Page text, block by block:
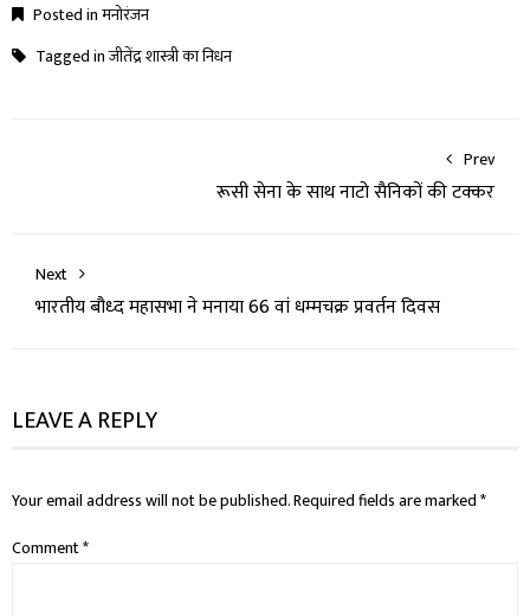
Posted inमनोरंजन
Tagged inजीतेंद्र शास्त्री का निधन
Prev
रूसी सेना के साथ नाटो सैनिकों की टक्कर
Next
भारतीय बौध्द महासभा ने मनाया 66 वां धम्मचक्र प्रवर्तन दिवस
LEAVE A REPLY
Your email address will not be published.Required fields are marked*
Comment*